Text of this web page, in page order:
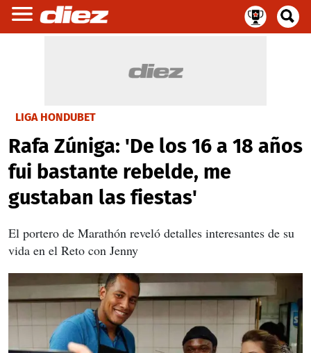
LIGA HONDUBET
Rafa Zúniga: 'De los 16 a 18 años
fui bastante rebelde, me
gustaban las fiestas'
El portero de Marathón reveló detalles interesantes de su
vida en el Reto con Jenny